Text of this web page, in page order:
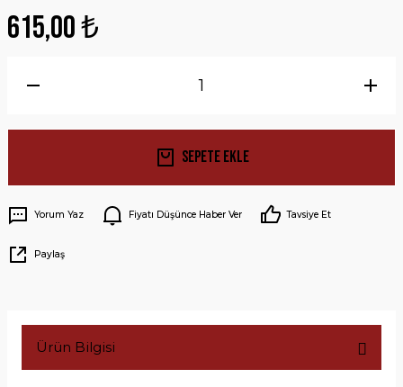
615,00 ₺
Sepete Ekle
Yorum Yaz Fiyatı Düşünce Haber Ver Tavsiye Et
Paylaş
Ürün Bilgisi